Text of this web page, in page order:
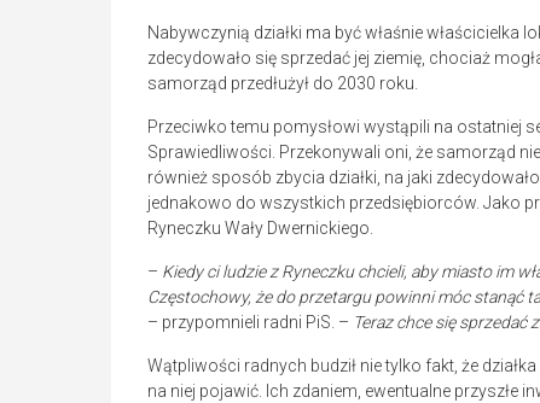
Nabywczynią działki ma być właśnie właścicielka
zdecydowało się sprzedać jej ziemię, chociaż
samorząd przedłużył do 2030 roku.
Przeciwko temu pomysłowi wystąpili na ostatniej
Sprawiedliwości. Przekonywali oni, że samorząd
również sposób zbycia działki, na jaki
jednakowo do wszystkich przedsiębiorców. Jako
Ryneczku Wały Dwernickiego.
– Kiedy ci ludzie z Ryneczku chcieli, aby miasto im
Częstochowy, że do przetargu powinni móc stanąć
– przypomnieli radni PiS. – Teraz chce się sprzedać
Wątpliwości radnych budził nie tylko fakt, że
na niej pojawić. Ich zdaniem, ewentualne przyszłe